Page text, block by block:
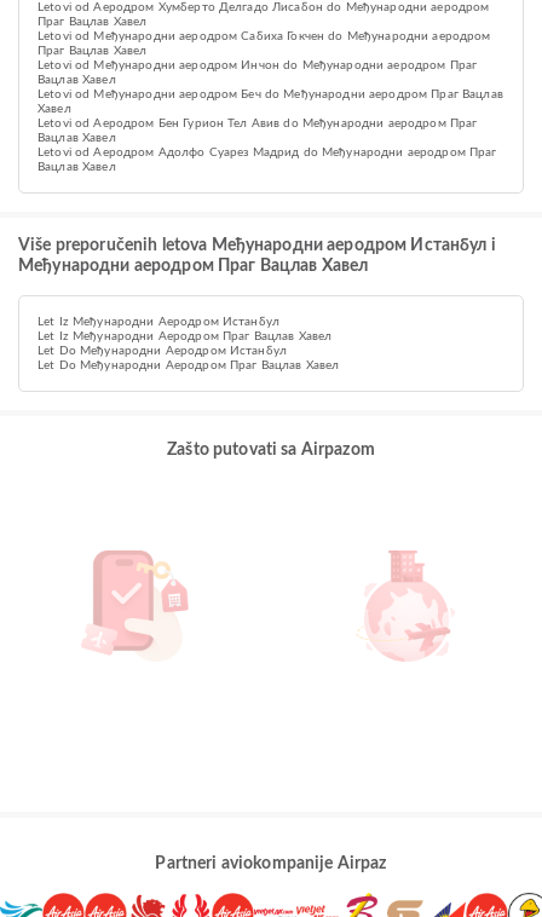
Letovi od Aеродром Хумберто Делгадо Лисабон do Међународни аеродром
Праг Вацлав Хавел
Letovi od Међународни аеродром Сабиха Гокчен do Међународни аеродром
Праг Вацлав Хавел
Letovi od Међународни аеродром Инчон do Међународни аеродром Праг
Вацлав Хавел
Letovi od Међународни аеродром Беч do Међународни аеродром Праг Вацлав
Хавел
Letovi od Аеродром Бен Гурион Тел Авив do Међународни аеродром Праг
Вацлав Хавел
Letovi od Аеродром Адолфо Суарез Мадрид do Међународни аеродром Праг
Вацлав Хавел
Više preporučenih letova Међународни аеродром Истанбул i
Међународни аеродром Праг Вацлав Хавел
Let Iz Међународни Аеродром Истанбул
Let Iz Међународни Аеродром Праг Вацлав Хавел
Let Do Међународни Аеродром Истанбул
Let Do Међународни Аеродром Праг Вацлав Хавел
Zašto putovati sa Airpazom
Partneri aviokompanije Airpaz